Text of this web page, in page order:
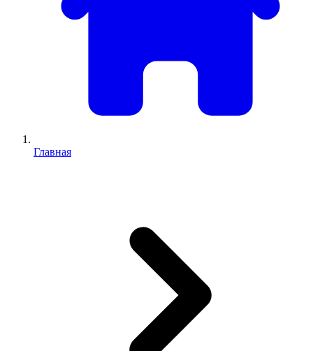
Главная